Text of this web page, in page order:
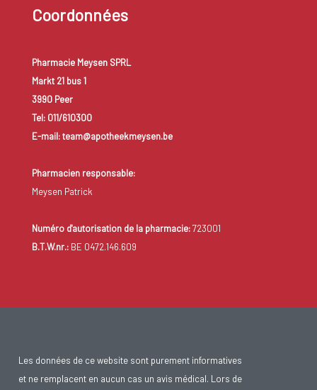
Coordonnées
Pharmacie Meysen SPRL
Markt 21 bus 1
3990 Peer
Tel: 011/610300
E-mail: team@apotheekmeysen.be
Pharmacien responsable:
Meysen Patrick
Numéro d'autorisation de la pharmacie:723001
B.T.W.nr.:BE 0472.146.609
Les données de ce website sont purement informatives
et ne remplacent en aucun cas un avis médical. Lors de